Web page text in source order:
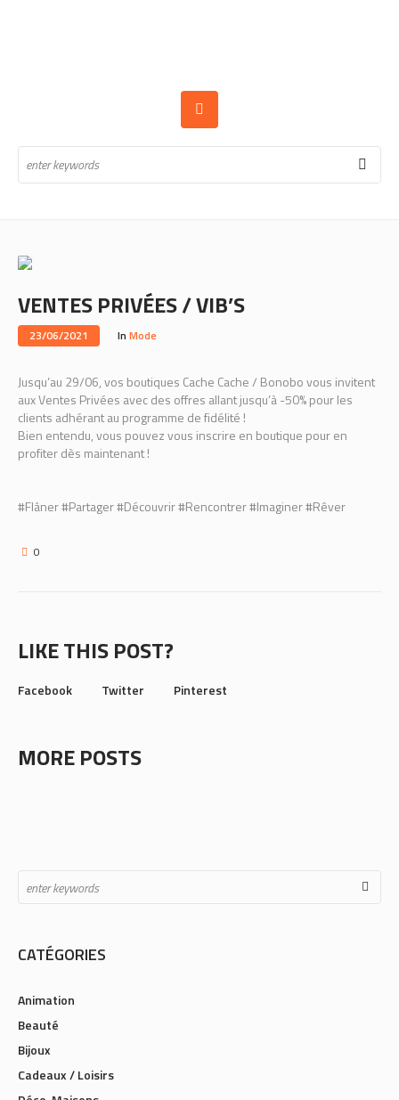
VENTES PRIVÉES / VIB’S
23/06/2021 In Mode
Jusqu’au 29/06, vos boutiques Cache Cache / Bonobo vous invitent
aux Ventes Privées avec des offres allant jusqu’à -50% pour les
clients adhérant au programme de fidélité !
Bien entendu, vous pouvez vous inscrire en boutique pour en
profiter dès maintenant !
#Flâner #Partager #Découvrir #Rencontrer #Imaginer #Rêver
0
LIKE THIS POST?
Facebook Twitter Pinterest
MORE POSTS
CATÉGORIES
Animation
Beauté
Bijoux
Cadeaux / Loisirs